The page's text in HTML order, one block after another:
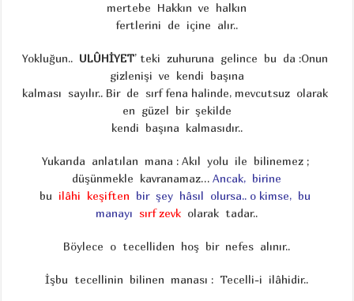
mertebe Hakkın ve halkın
fertlerini de içine alır..
Yokluğun.. ULÛHİYET’ teki zuhuruna gelince bu da :Onun
gizlenişi ve kendi başına
kalması sayılır.. Bir de sırf fena halinde, mevcutsuz olarak
en güzel bir şekilde
kendi başına kalmasıdır..
Yukarıda anlatılan mana : Akıl yolu ile bilinemez ;
düşünmekle kavranamaz…Ancak, birine
bu ilâhi keşiften bir şey hâsıl olursa.. o kimse, bu
manayı sırf zevk olarak tadar..
Böylece o tecelliden hoş bir nefes alınır..
İşbu tecellinin bilinen manası : Tecelli-i ilâhidir..